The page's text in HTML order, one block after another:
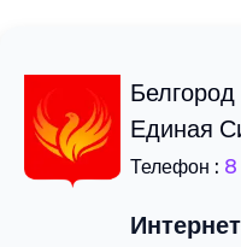
Белгород
Единая
Телефон : 8